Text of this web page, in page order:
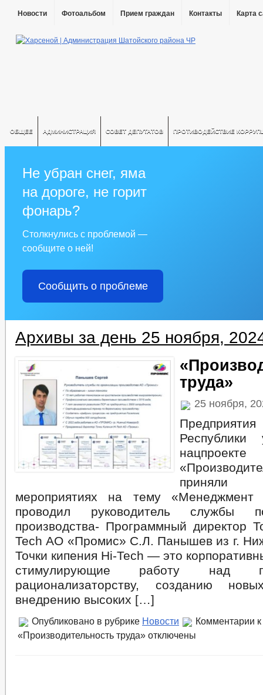
Новости Фотоальбом Прием граждан Контакты Карта
ОБЩЕЕ АДМИНИСТРАЦИЯ СОВЕТ ДЕПУТАТОВ ПРОТИВОДЕЙСТВИЕ
Не убран снег, яма
на дороге, не горит
фонарь?
Столкнулись с проблемой —
сообщите о ней!
Сообщить о проблеме
Архивы за день 25 ноября,
труда»
25 ноября,
нацпроекте
мероприятиях на тему «Менеджмент
проводил руководитель службы
производства- Программный директор
Tech АО «Промис» С.Л. Панышев из г.
Точки кипения Hi-Tech — это
стимулирующие работу над
рационализаторству, созданию
внедрению высоких […]
Опубликовано в рубрике Новости Комментарии
«Производительность труда» отключены